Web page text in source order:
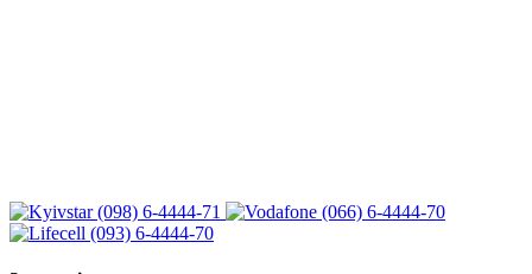
(098) 6-4444-71
(066) 6-4444-70
(093) 6-4444-70